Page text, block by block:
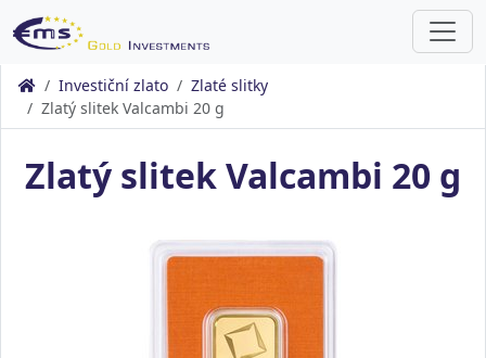
Investiční zlato
Zlaté slitky
Zlatý slitek Valcambi 20 g
Zlatý slitek Valcambi 20 g